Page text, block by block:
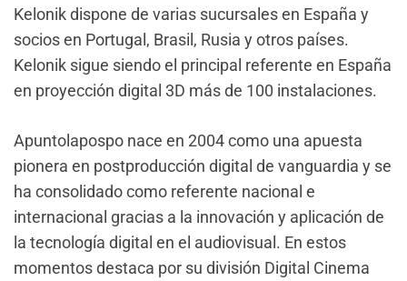
Kelonik dispone de varias sucursales en España y
socios en Portugal, Brasil, Rusia y otros países.
Kelonik sigue siendo el principal referente en España
en proyección digital 3D más de 100 instalaciones.
Apuntolapospo nace en 2004 como una apuesta
pionera en postproducción digital de vanguardia y se
ha consolidado como referente nacional e
internacional gracias a la innovación y aplicación de
la tecnología digital en el audiovisual. En estos
momentos destaca por su división Digital Cinema